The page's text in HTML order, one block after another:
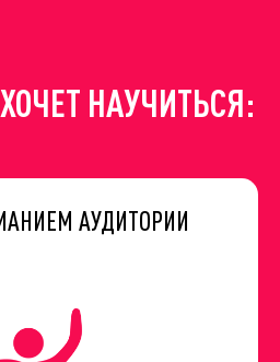
НАУЧИТЬСЯ:
АУДИТОРИИ